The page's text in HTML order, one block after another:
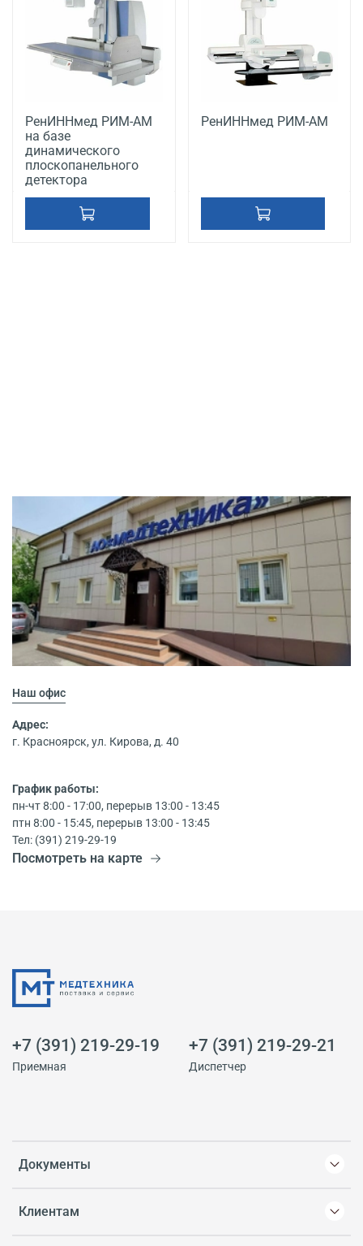
РенИННмед РИМ-АМ
на базе
динамического
плоскопанельного
детектора
РенИННмед РИМ-АМ
Наш офис
Адрес:
г. Красноярск, ул. Кирова, д. 40
График работы:
пн-чт 8:00 - 17:00, перерыв 13:00 - 13:45
птн 8:00 - 15:45, перерыв 13:00 - 13:45
Тел: (391) 219-29-19
Посмотреть на карте
Документы
Клиентам
+7 (391) 219-29-19
Приемная
+7 (391) 219-29-21
Диспетчер